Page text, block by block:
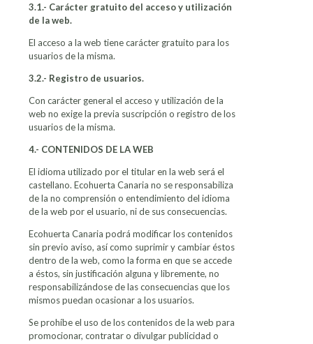
3.1.- Carácter gratuito del acceso y utilización
de la web.
El acceso a la web tiene carácter gratuito para los
usuarios de la misma.
3.2.- Registro de usuarios.
Con carácter general el acceso y utilización de la
web no exige la previa suscripción o registro de los
usuarios de la misma.
4.- CONTENIDOS DE LA WEB
El idioma utilizado por el titular en la web será el
castellano. Ecohuerta Canaria no se responsabiliza
de la no comprensión o entendimiento del idioma
de la web por el usuario, ni de sus consecuencias.
Ecohuerta Canaria podrá modificar los contenidos
sin previo aviso, así como suprimir y cambiar éstos
dentro de la web, como la forma en que se accede
a éstos, sin justificación alguna y libremente, no
responsabilizándose de las consecuencias que los
mismos puedan ocasionar a los usuarios.
Se prohíbe el uso de los contenidos de la web para
promocionar, contratar o divulgar publicidad o